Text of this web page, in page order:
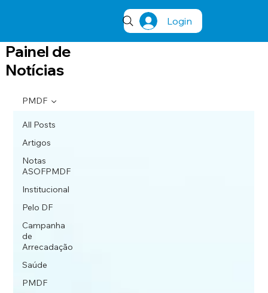
Login
Painel de
Notícias
All Posts
Artigos
Notas
ASOFPMDF
Institucional
Pelo DF
Campanha
de
Arrecadação
Saúde
PMDF
PMDF